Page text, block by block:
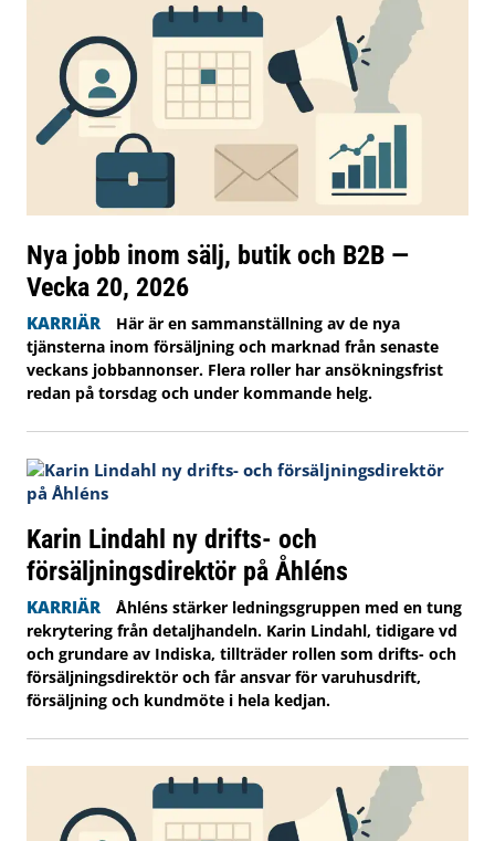
Nya jobb inom sälj, butik och B2B —
Vecka 20, 2026
KARRIÄR
Här är en sammanställning av de nya
tjänsterna inom försäljning och marknad från senaste
veckans jobbannonser. Flera roller har ansökningsfrist
redan på torsdag och under kommande helg.
Karin Lindahl ny drifts- och
försäljningsdirektör på Åhléns
KARRIÄR
Åhléns stärker ledningsgruppen med en tung
rekrytering från detaljhandeln. Karin Lindahl, tidigare vd
och grundare av Indiska, tillträder rollen som drifts- och
försäljningsdirektör och får ansvar för varuhusdrift,
försäljning och kundmöte i hela kedjan.